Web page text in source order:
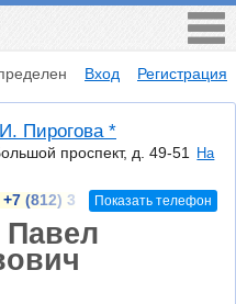
Вход Регистрация
Пирогова *
проспект, д. 49-51
На
+7 (812) 3 Показать телефон